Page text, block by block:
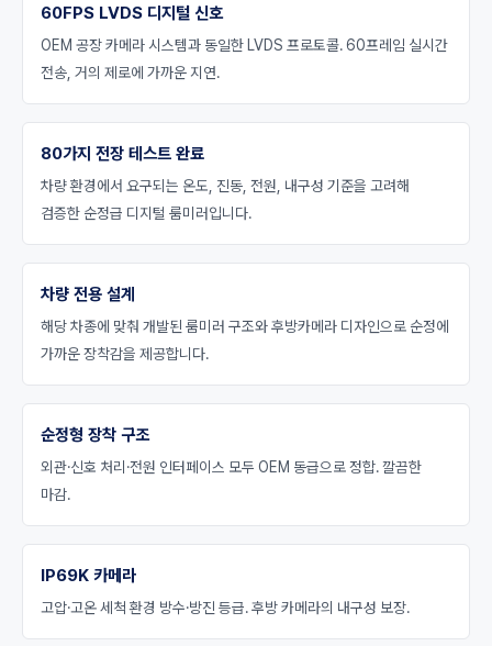
60FPS LVDS 디지털 신호
OEM 공장 카메라 시스템과 동일한 LVDS 프로토콜. 60프레임 실시간
전송, 거의 제로에 가까운 지연.
80가지 전장 테스트 완료
차량 환경에서 요구되는 온도, 진동, 전원, 내구성 기준을 고려해
검증한 순정급 디지털 룸미러입니다.
차량 전용 설계
해당 차종에 맞춰 개발된 룸미러 구조와 후방카메라 디자인으로 순정에
가까운 장착감을 제공합니다.
순정형 장착 구조
외관·신호 처리·전원 인터페이스 모두 OEM 동급으로 정합. 깔끔한
마감.
IP69K 카메라
고압·고온 세척 환경 방수·방진 등급. 후방 카메라의 내구성 보장.